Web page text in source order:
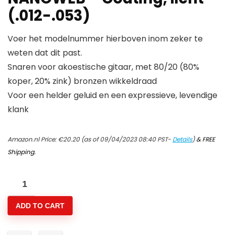
(.012-.053)
Voer het modelnummer hierboven inom zeker te
weten dat dit past.
Snaren voor akoestische gitaar, met 80/20 (80%
koper, 20% zink) bronzen wikkeldraad
Voor een helder geluid en een expressieve, levendige
klank
Amazon.nl Price:€20.20(as of 09/04/2023 08:40 PST- Details)&FREE
Shipping.
Elixir®
Strings
80/20
ADD TO CART